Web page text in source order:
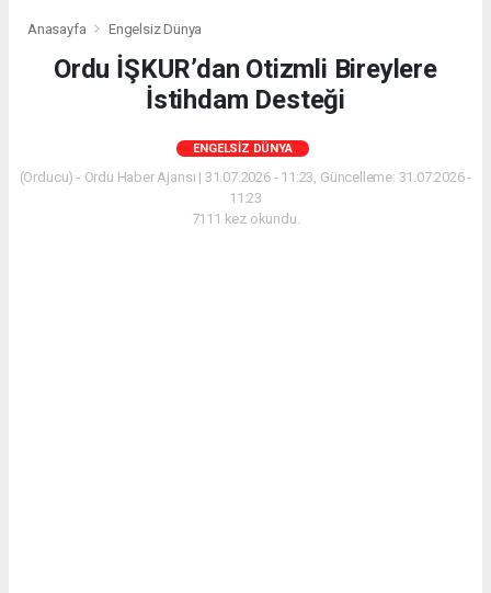
Anasayfa Engelsiz Dünya
Ordu İŞKUR’dan Otizmli Bireylere
İstihdam Desteği
ENGELSIZ DÜNYA
(Orducu) - Ordu Haber Ajansı | 31.07.2026 - 11:23, Güncelleme: 31.07.2026 -
11:23
7111 kez okundu.